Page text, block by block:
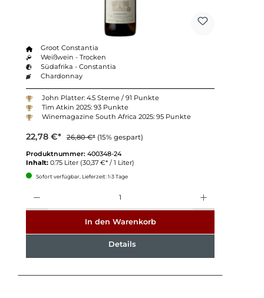
Groot Constantia
Weißwein - Trocken
Südafrika - Constantia
Chardonnay
John Platter: 4.5 Sterne / 91 Punkte
Tim Atkin 2025: 93 Punkte
Winemagazine South Africa 2025: 95 Punkte
22,78 €* 26,80 €* (15% gespart)
Produktnummer: 400348-24
Inhalt: 0.75 Liter (30,37 €* / 1 Liter)
Sofort verfügbar, Lieferzeit: 1-3 Tage
In den Warenkorb
Details